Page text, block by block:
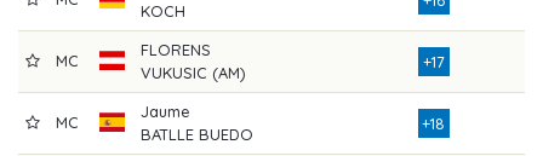
KOCH
MC
FLORENS
VUKUSIC (AM)
+17
MC
Jaume
BATLLE BUEDO
+18